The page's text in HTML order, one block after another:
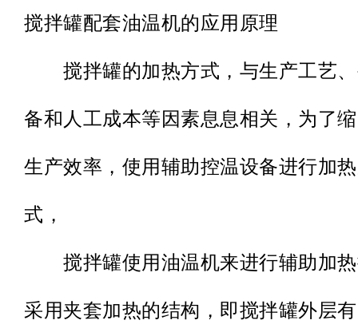
搅拌罐配套油温机的应用原理
搅拌罐的加热方式，与生产工艺、
备和人工成本等因素息息相关，为了
生产效率，使用辅助控温设备进行加
式，
搅拌罐使用油温机来进行辅助加热
采用夹套加热的结构，即搅拌罐外层